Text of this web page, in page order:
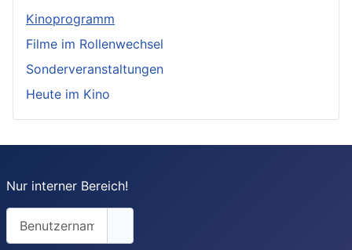
Kinoprogramm
Filme im Rollenwechsel
Sonderveranstaltungen
Heute im Kino
Nur interner Bereich!